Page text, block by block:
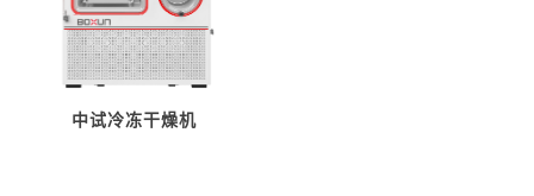
中试冷冻干燥机